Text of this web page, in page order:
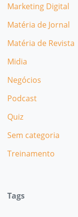
Marketing Digital
Matéria de Jornal
Matéria de Revista
Midia
Negócios
Podcast
Quiz
Sem categoria
Treinamento
Tags